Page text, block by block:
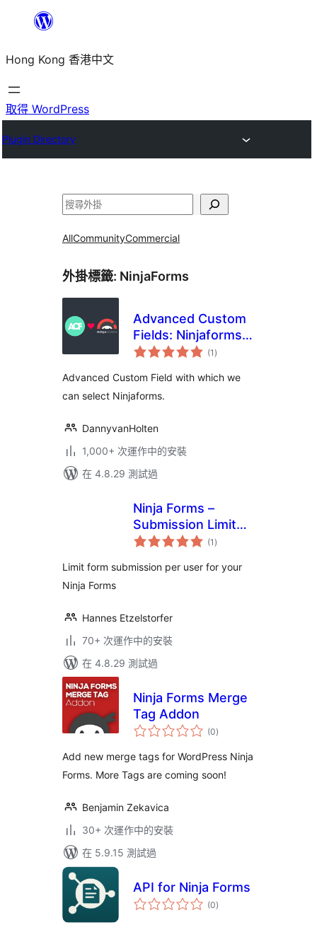
主
要
內
Hong Kong 香港中文
取得 WordPress
Plugin Directory
搜
AllCommunityCommercial
外掛標籤: NinjaForms
Advanced Custom
Fields: Ninjaforms
Add-on
(1 總
評)
Advanced Custom Field with which we
can select Ninjaforms.
DannyvanHolten
1,000+ 次運作中的安裝
在 4.8.29 測試過
Ninja Forms –
Submission Limit
Cookie
(1 總
評)
Limit form submission per user for your
Ninja Forms
Hannes Etzelstorfer
70+ 次運作中的安裝
在 4.8.29 測試過
Ninja Forms Merge
Tag Addon
(0總
評)
Add new merge tags for WordPress Ninja
Forms. More Tags are coming soon!
Benjamin Zekavica
30+ 次運作中的安裝
在 5.9.15 測試過
API for Ninja Forms
(0總
評)